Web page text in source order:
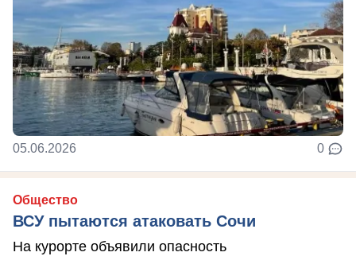
05.06.2026 0
Общество
ВСУ пытаются атаковать Сочи
На курорте объявили опасность